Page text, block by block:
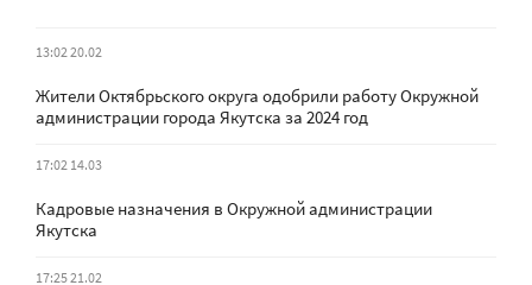
13:02 20.02
Жители Октябрьского округа одобрили работу Окружной
администрации города Якутска за 2024 год
17:02 14.03
Кадровые назначения в Окружной администрации
Якутска
17:25 21.02